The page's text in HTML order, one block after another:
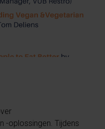
-oplossingen. Tijdens